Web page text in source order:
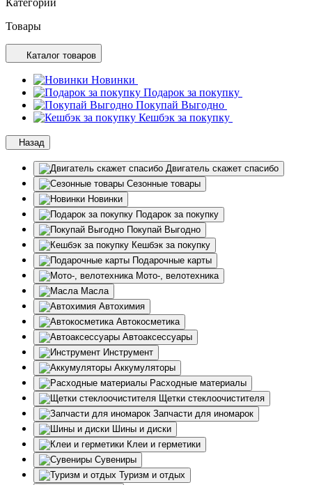
Категории
Товары
Каталог товаров
Новинки
Подарок за покупку
Покупай Выгодно
Кешбэк за покупку
Назад
Двигатель скажет спасибо
Сезонные товары
Новинки
Подарок за покупку
Покупай Выгодно
Кешбэк за покупку
Подарочные карты
Мото-, велотехника
Масла
Автохимия
Автокосметика
Автоаксессуары
Инструмент
Аккумуляторы
Расходные материалы
Щетки стеклоочистителя
Запчасти для иномарок
Шины и диски
Клеи и герметики
Сувениры
Туризм и отдых